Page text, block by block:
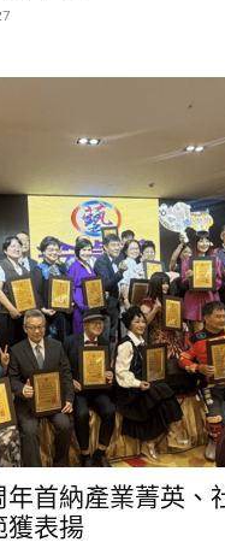
年首納產業菁英、
獲表揚